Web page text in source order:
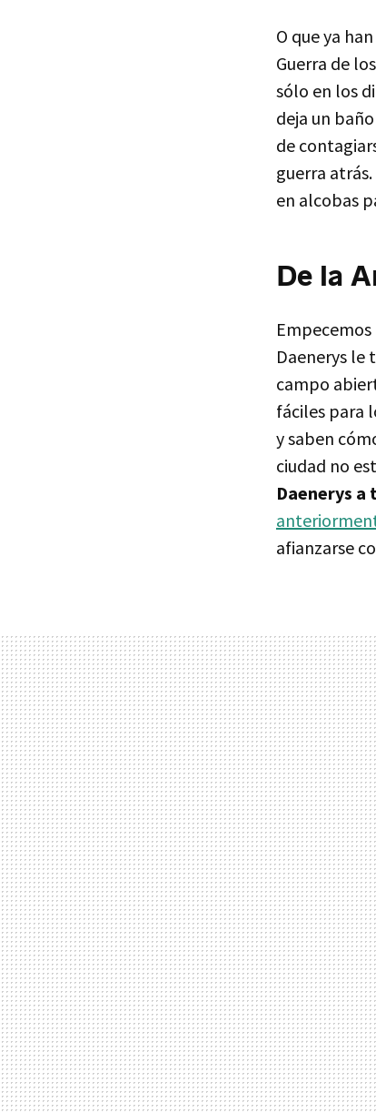
O que ya
Guerra de
sólo en los
deja un
de
guerra
en alcobas
De la
Daenerys le
campo
fáciles para
y saben
ciudad no
Daenerys a
afianzarse